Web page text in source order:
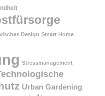
Design Smart Home
Stressmanagement
Urban Gardening